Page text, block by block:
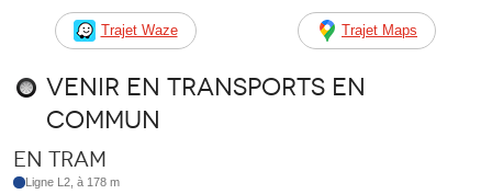
Trajet Waze Trajet Maps
Venir en transports en
commun
En tram
Ligne L2, à 178 m